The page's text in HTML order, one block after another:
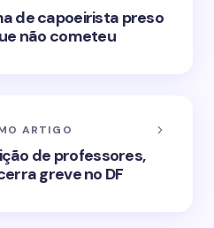
de capoeirista preso
não cometeu
ARTIGO
de professores,
greve no DF